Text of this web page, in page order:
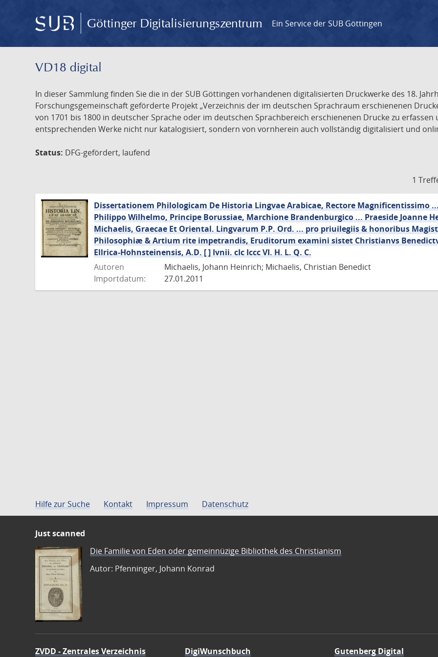
Göttinger Digitalisierungszentrum Ein Service der SUB Göttingen
VD18 digital
In dieser Sammlung finden Sie die in der SUB Göttingen vorhandenen digitalisierten Druckwerke des 18.
Forschungsgemeinschaft geförderte Projekt „Verzeichnis der im deutschen Sprachraum erschienenen
von 1701 bis 1800 in deutscher Sprache oder im deutschen Sprachbereich erschienenen Drucke zu
entsprechenden Werke nicht nur katalogisiert, sondern von vornherein auch vollständig digitalisiert und
Status: DFG-gefördert, laufend
1
Dissertationem Philologicam De Historia Lingvae Arabicae, Rectore Magnificentissimo
Philippo Wilhelmo, Principe Borussiae, Marchione Brandenburgico ... Praeside Joanne
Michaelis, Graecae Et Oriental. Lingvarum P.P. Ord. ... pro priuilegiis & honoribus
Philosophiæ & Artium rite impetrandis, Eruditorum examini sistet Christianvs
Ellrica-Hohnsteinensis, A.D. [ ] Ivnii. cIc Iccc VI. H. L. Q. C.
Autoren
Michaelis, Johann Heinrich; Michaelis, Christian Benedict
Importdatum:
27.01.2011
Hilfe zur Suche Kontakt Impressum Datenschutz
Just scanned
Die Familie von Eden oder gemeinnüzige Bibliothek des Christianism
Autor: Pfenninger, Johann Konrad
ZVDD - Zentrales Verzeichnis DigiWunschbuch Gutenberg Digital